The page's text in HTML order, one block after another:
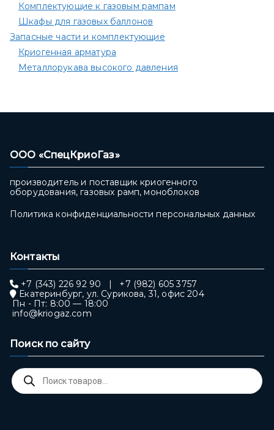
Комплектующие к газовым рампам​
Шкафы для газовых баллонов
Запасные части и комплектующие
Криогенная арматура
Металлорукава высокого давления
ООО «СпецКриоГаз»
производитель и поставщик криогенного
оборудования, газовых рамп, моноблоков
Политика конфиденциальности персональных данных
Контакты
+7 (343) 226 92 90
+7 (982) 605 3757
Екатеринбург, ул. Сурикова, 31, офис 204
Пн - Пт: 8:00 — 18:00
info@kriogaz.com
Поиск по сайту
Поиск
товаров